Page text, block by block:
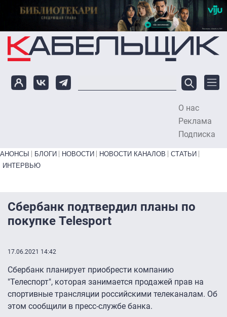
Перейти к основному содержанию
О нас
Реклама
Подписка
Primary links bottom
АНОНСЫ БЛОГИ НОВОСТИ НОВОСТИ КАНАЛОВ
СТАТЬИ
ИНТЕРВЬЮ
Сбербанк подтвердил планы по
покупке Telesport
17.06.2021 14:42
Сбербанк планирует приобрести компанию
"Телеспорт", которая занимается продажей прав на
спортивные трансляции российскими телеканалам. Об
этом сообщили в пресс-службе банка.